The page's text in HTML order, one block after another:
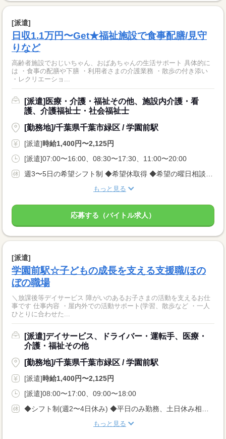
[派遣]
日収1.1万円〜Get★福祉施設で食事配膳/見守
りなど
高齢者施設でおじいちゃん、おばあちゃんの生活サポート 具体的に
は ・食事の配膳や下膳 ・利用者さまの介護業務 ・散歩の付き添い
・レクリエーショ...
[派遣]医療・介護・福祉その他、施設内介護・看
護、介護福祉士・社会福祉士
[勤務地]/千葉県千葉市緑区 / 学園前駅
[派遣]時給1,400円〜2,125円
[派遣]07:00〜16:00、08:30〜17:30、11:00〜20:00
もっと見る
応募する（バイトル求人）
[派遣]
学園前駅☆子どもの成長を支える支援職/ほの
ぼの職場
＼放課後等デイサービス 障がいのあるお子さまの活動を支えるお仕
事です 仕事内容 ・屋内外での活動サポート(学習、散歩など ・一人
ひとりに合わせた...
[派遣]デイサービス、ドライバー・運転手、医療・
介護・福祉その他
[勤務地]/千葉県千葉市緑区 / 学園前駅
[派遣]時給1,400円〜2,125円
[派遣]08:00〜17:00、09:00〜18:00
もっと見る